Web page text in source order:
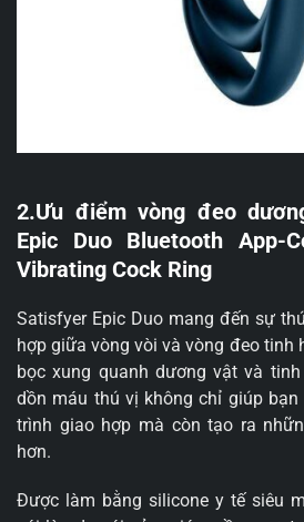
2.Ưu điểm vòng đeo
Epic Duo Bluetooth App-
Vibrating Cock Ring
Satisfyer Epic Duo mang đến sự
hợp giữa vòng vòi và vòng đeo tinh
bọc xung quanh dương vật và
dồn máu thú vị không chỉ giúp
trình giao hợp mà còn tạo ra
hơn.
Được làm bằng silicone y tế siêu